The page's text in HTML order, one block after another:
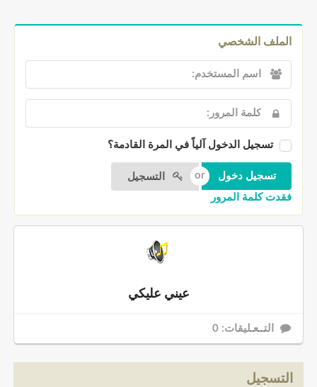
الملف الشخصي
تسجيل الدخول آلياً في المرة القادمة؟
التسجيل
فقدت كلمة المرور
عيني عليكي
التــعـليقات: 0
التسجيل